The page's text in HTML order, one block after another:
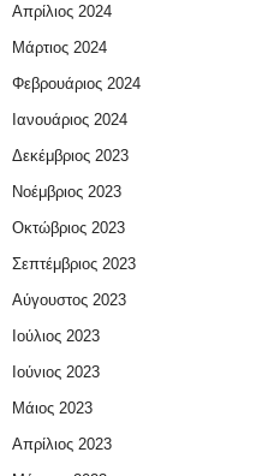
Απρίλιος 2024
Μάρτιος 2024
Φεβρουάριος 2024
Ιανουάριος 2024
Δεκέμβριος 2023
Νοέμβριος 2023
Οκτώβριος 2023
Σεπτέμβριος 2023
Αύγουστος 2023
Ιούλιος 2023
Ιούνιος 2023
Μάιος 2023
Απρίλιος 2023